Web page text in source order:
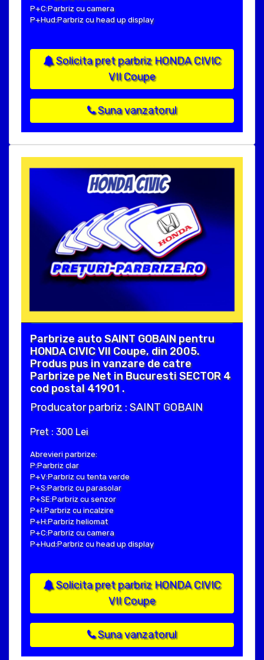
P+C:Parbriz cu camera
P+Hud:Parbriz cu head up display
Solicita pret parbriz HONDA CIVIC
VII Coupe
Suna vanzatorul
Parbrize auto SAINT GOBAIN pentru
HONDA CIVIC VII Coupe, din 2005.
Produs pus in vanzare de catre
Parbrize pe Net in Bucuresti SECTOR 4
cod postal 41901 .
Producator parbriz : SAINT GOBAIN
Pret : 300 Lei
Abrevieri parbrize:
P:Parbriz clar
P+V:Parbriz cu tenta verde
P+S:Parbriz cu parasolar
P+SE:Parbriz cu senzor
P+I:Parbriz cu incalzire
P+H:Parbriz heliomat
P+C:Parbriz cu camera
P+Hud:Parbriz cu head up display
Solicita pret parbriz HONDA CIVIC
VII Coupe
Suna vanzatorul